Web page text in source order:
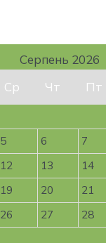
Серпень 2026
Ср Чт Пт
5 6 7
12 13 14
19 20 21
26 27 28